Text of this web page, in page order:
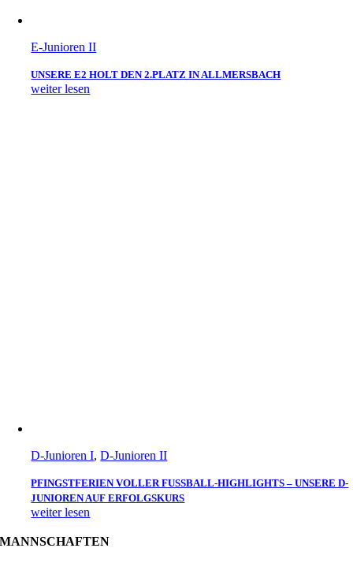
E-Junioren II
UNSERE E2 HOLT DEN 2.PLATZ IN ALLMERSBACH
weiter lesen
D-Junioren I,D-Junioren II
PFINGSTFERIEN VOLLER FUSSBALL-HIGHLIGHTS – UNSERE D-J
UNIOREN AUF ERFOLGSKURS
weiter lesen
MANNSCHAFTEN